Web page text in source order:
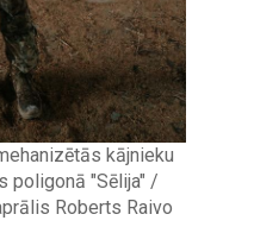
kājnieku
poligonā "Sēlija" /
Roberts Raivo